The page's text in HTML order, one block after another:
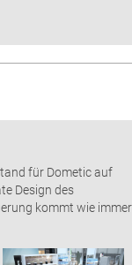
für Dometic auf
Design des
kommt wie immer